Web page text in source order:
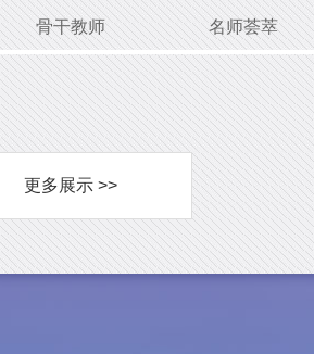
骨干教师 名师荟萃
更多展示 >>